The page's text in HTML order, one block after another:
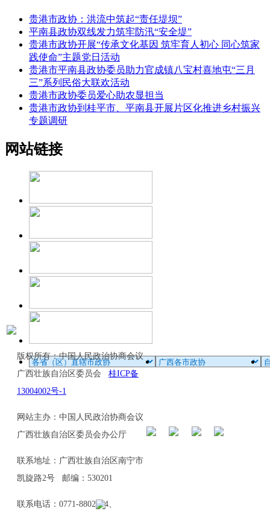
贵港市政协：洪流中筑起“责任堤坝”
平南县政协双线发力筑牢防汛“安全堤”
贵港市政协开展“传承文化基因 筑牢育人初心 同心筑家
践使命”主题党日活动
贵港市平南县政协委员助力官成镇八宝村喜地屯“三月
三”系列民俗大联欢活动
贵港市政协委员爱心助农显担当
贵港市政协到桂平市、平南县开展片区化推进乡村振兴
专题调研
网站链接
版权所有：中国人民政治协商会议
广西壮族自治区委员会 桂ICP备
13004002号-1
网站主办：中国人民政治协商会议
广西壮族自治区委员会办公厅
联系地址：广西壮族自治区南宁市
凯旋路2号 邮编：530201
联系电话：0771-8802114、